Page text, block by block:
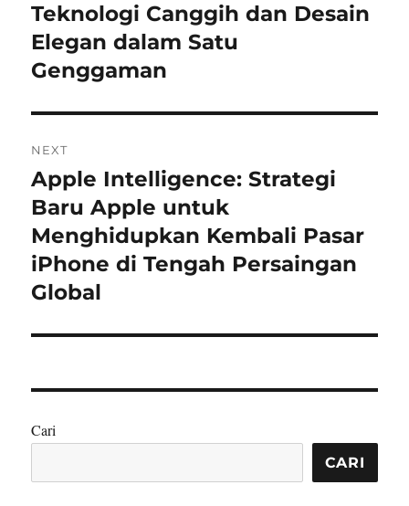
post:
Teknologi Canggih dan Desain
Elegan dalam Satu
Genggaman
NEXT
Next
post:
Apple Intelligence: Strategi
Baru Apple untuk
Menghidupkan Kembali Pasar
iPhone di Tengah Persaingan
Global
Cari
CARI